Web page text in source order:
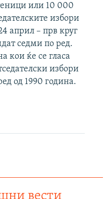
или 10 000
избори
април – прв круг
седми по ред.
кои ќе се гласа
избори
од 1990 година.